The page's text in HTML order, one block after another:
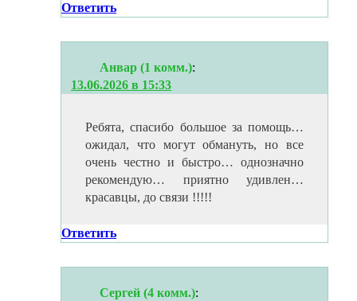
Ответить
Анвар (1 комм.):
13.06.2026 в 15:33
Ребята, спасибо большое за помощь…
ожидал, что могут обмануть, но все
очень честно и быстро… однозначно
рекомендую… приятно удивлен…
красавцы, до связи !!!!!
Ответить
Сергей (4 комм.):